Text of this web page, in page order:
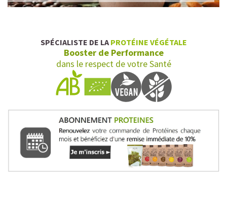
SPÉCIALISTE DE LA PROTÉINE VÉGÉTALE
Booster de Performance
dans le respect de votre Santé